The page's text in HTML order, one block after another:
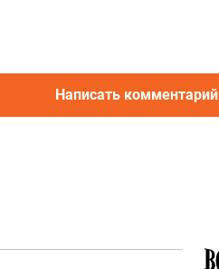
Написать комментарий